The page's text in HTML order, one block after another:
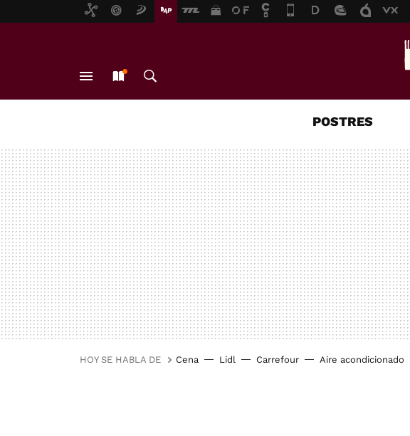
POSTRES
HOY SE HABLA DE Cena Lidl Carrefour Aire acondicionado